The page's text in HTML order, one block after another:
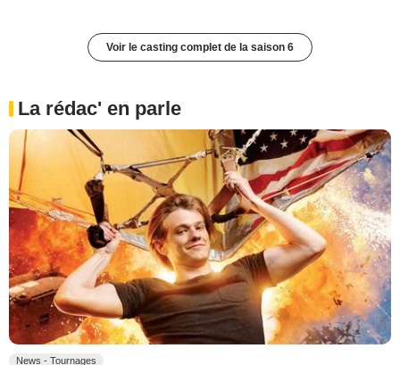
Voir le casting complet de la saison 6
La rédac' en parle
News - Tournages